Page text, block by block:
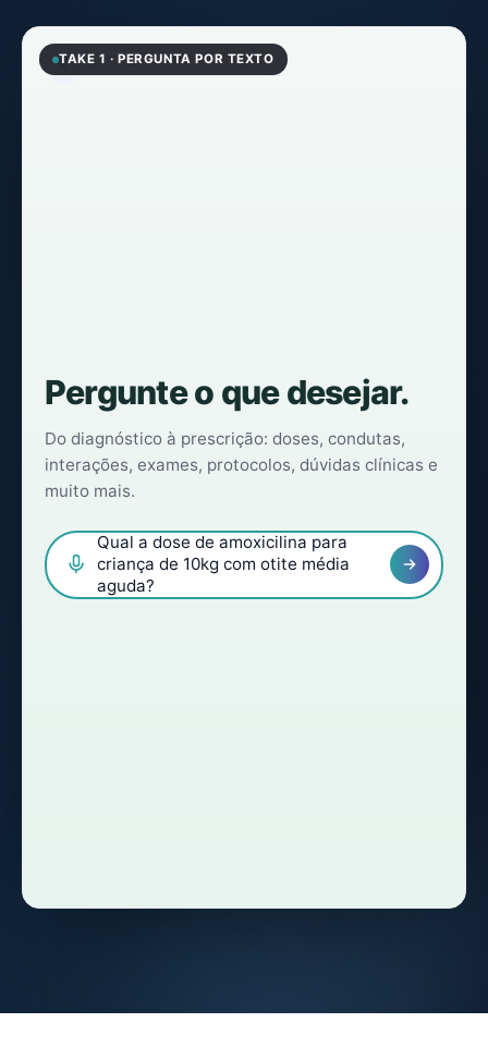
Atlas IA
Respostas com fontes citadas
TAKE 1 · PERGUNTA POR TEXTO